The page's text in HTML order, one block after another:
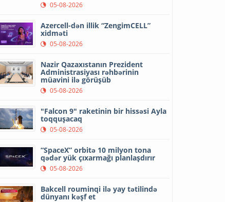
05-08-2026
Azercell-dən illik “ZengimCELL”
xidməti
05-08-2026
Nazir Qazaxıstanın Prezident
Administrasiyası rəhbərinin
müavini ilə görüşüb
05-08-2026
"Falcon 9" raketinin bir hissəsi Ayla
toqquşacaq
05-08-2026
“SpaceX” orbitə 10 milyon tona
qədər yük çıxarmağı planlaşdırır
05-08-2026
Bakcell rouminqi ilə yay tətilində
dünyanı kəşf et